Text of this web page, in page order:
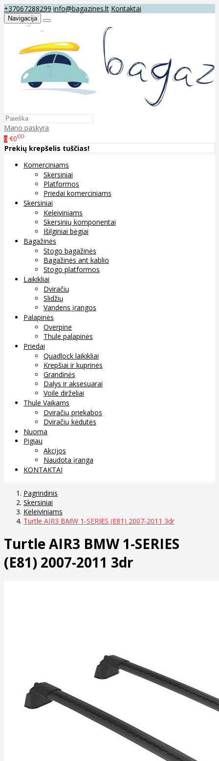
+37067288299 info@bagazines.lt Kontaktai
Navigacija
Mano paskyra
0 €000
Prekių krepšelis tuščias!
Komerciniams
Skersiniai
Platformos
Priedai komerciniams
Skersiniai
Keleiviniams
Skersinių komponentai
Išilginiai bėgiai
Bagažinės
Stogo bagažinės
Bagažinės ant kablio
Stogo platformos
Laikikliai
Dviračių
Slidžių
Vandens įrangos
Palapinės
Overpine
Thule palapinės
Priedai
Quadlock laikikliai
Krepšiai ir kuprinės
Grandinės
Dalys ir aksesuarai
Voile dirželiai
Thule Vaikams
Dviračių priekabos
Dviračių kėdutės
Nuoma
Pigiau
Akcijos
Naudota įranga
KONTAKTAI
Pagrindinis
Skersiniai
Keleiviniams
Turtle AIR3 BMW 1-SERIES (E81) 2007-2011 3dr
Turtle AIR3 BMW 1-SERIES
(E81) 2007-2011 3dr